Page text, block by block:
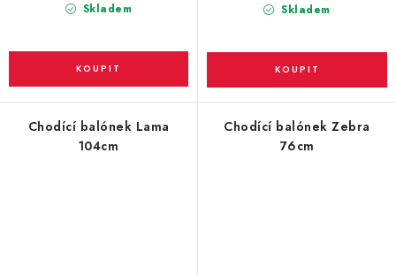
Skladem Skladem
Chodící balónek Lama
104cm
Chodící balónek Zebra
76cm